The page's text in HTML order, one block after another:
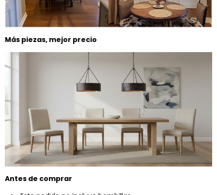
Más piezas, mejor precio
Antes de comprar